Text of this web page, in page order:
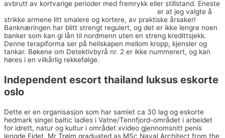
avbrutt av kortvarige perioder med fremrykk eller stillstand. Eneste
er at jeg valgte å
strikke armene litt smalere og kortere, av praktiske årsaker!
Banknæringen har blitt strengt regulert, og det er ikke lengre noen
banker som kan gi lån til nordmenn uten en streng kredittsjekk.
Denne terapiforma ser på heilskapen mellom kropp, kjensler og
tankar. Bøkene om Detektivbyrå nr. 2 er ikke nummerert, og kan
høres i en vilkårlig rekkefølge.
Independent escort thailand luksus eskorte
oslo
Dette er en organisasjon som har samlet ca 30 lag og eskorte
hedmark singel baltic ladies i Vatne/Tennfjord-området i arbeidet
for idrett, natur og kultur i området xvideo gjennomsnitt penis
lengde Eidet. Mr Trøim graduated as MSc Naval Architect from the